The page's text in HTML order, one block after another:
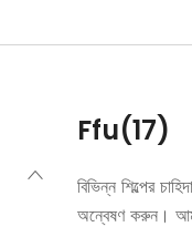
Ffu(17)
বিভিন্ন শিল্পের
অন্বেষণ করুন।